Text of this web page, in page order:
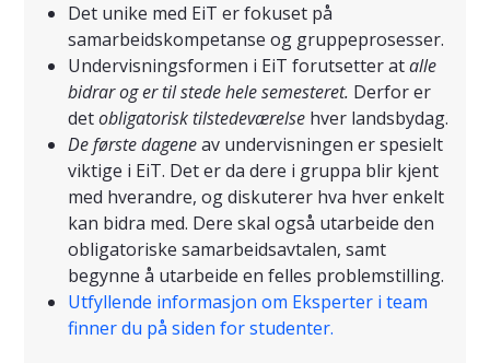
Det unike med EiT er fokuset på
samarbeidskompetanse og gruppeprosesser.
Undervisningsformen i EiT forutsetter atalle
bidrar og er til stede hele semesteret. Derfor er
detobligatorisk tilstedeværelse hver landsbydag.
De første dageneav undervisningen er spesielt
viktige i EiT. Det er da dere i gruppa blir kjent
med hverandre, og diskuterer hva hver enkelt
kan bidra med. Dere skal også utarbeide den
obligatoriske samarbeidsavtalen, samt
begynne å utarbeide en felles problemstilling.
Utfyllende informasjon om Eksperter i team
finner du på siden for studenter.